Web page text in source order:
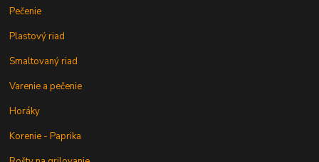
Pečenie
Plastový riad
Smaltovaný riad
Varenie a pečenie
Horáky
Korenie - Paprika